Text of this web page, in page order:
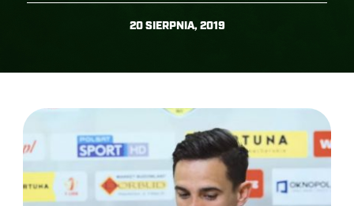
20 SIERPNIA, 2019